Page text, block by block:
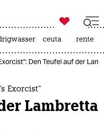

taz zahl ich
ceuta rente
Den Teufel auf der
Exorcist“
Lambretta